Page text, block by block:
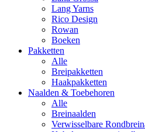
Lang Yarns
Rico Design
Rowan
Boeken
Pakketten
Alle
Breipakketten
Haakpakketten
Naalden & Toebehoren
Alle
Breinaalden
Verwisselbare